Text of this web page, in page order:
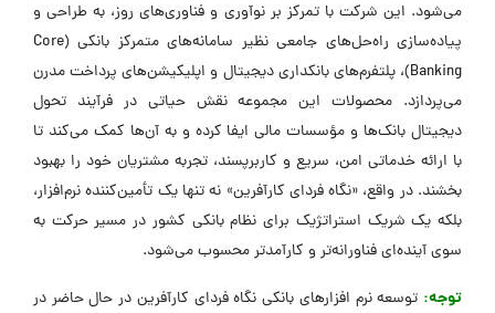
می‌شود. این شرکت با تمرکز بر نوآوری و فناوری‌های روز، به طراحی و
پیاده‌سازی راه‌حل‌های جامعی نظیر سامانه‌های متمرکز بانکی (Core
Banking)، پلتفرم‌های بانکداری دیجیتال و اپلیکیشن‌های پرداخت مدرن
می‌پردازد. محصولات این مجموعه نقش حیاتی در فرآیند تحول
دیجیتال بانک‌ها و مؤسسات مالی ایفا کرده و به آن‌ها کمک می‌کند تا
با ارائه خدماتی امن، سریع و کاربرپسند، تجربه مشتریان خود را بهبود
بخشند. در واقع، «نگاه فردای کارآفرین» نه تنها یک تأمین‌کننده نرم‌افزار،
بلکه یک شریک استراتژیک برای نظام بانکی کشور در مسیر حرکت به
سوی آینده‌ای فناورانه‌تر و کارآمدتر محسوب می‌شود.
توجه: توسعه نرم افزارهای بانکی نگاه فردای کارآفرین در حال حاضر در